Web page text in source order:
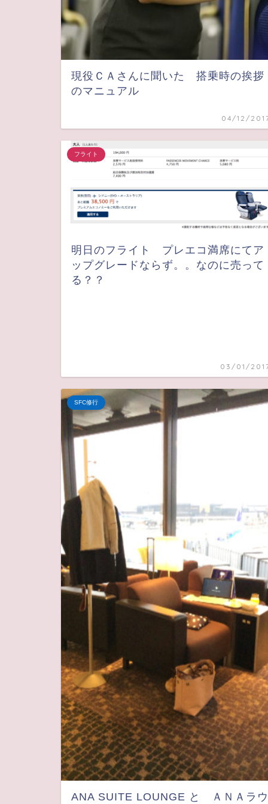
現役ＣＡさんに聞いた 搭乗時の挨拶
のマニュアル
04/12/
フライト
明日のフライト プレエコ満席にてア
ップグレードならず。。なのに売って
る？？
03/01/
SFC修行
ANA SUITE LOUNGE と ＡＮＡラウ